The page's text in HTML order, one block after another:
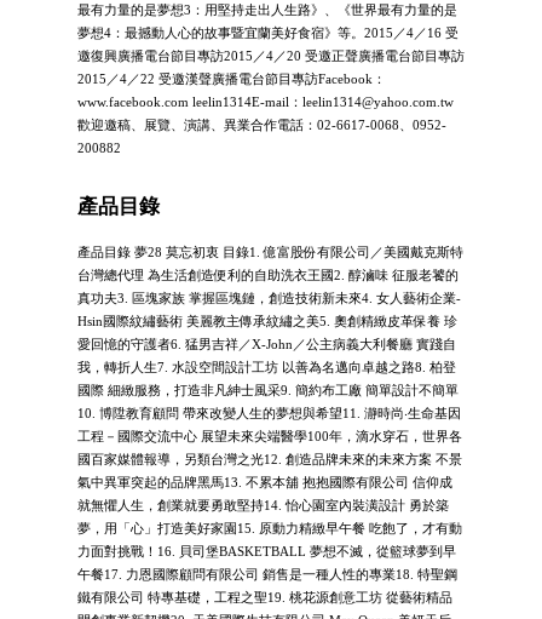
最有力量的是夢想3：用堅持走出人生路》、《世界最有力量的是
夢想4：最撼動人心的故事暨宜蘭美好食宿》等。2015／4／16 受
邀復興廣播電台節目專訪2015／4／20 受邀正聲廣播電台節目專訪
2015／4／22 受邀漢聲廣播電台節目專訪Facebook：
www.facebook.com leelin1314E-mail： leelin1314@yahoo.com.tw
歡迎邀稿、展覽、演講、異業合作電話：02-6617-0068、0952-
200882
產品目錄
產品目錄 夢28 莫忘初衷 目錄1. 億富股份有限公司／美國戴克斯特
台灣總代理 為生活創造便利的自助洗衣王國2. 醇滷味 征服老饕的
真功夫3. 區塊家族 掌握區塊鏈，創造技術新未來4. 女人藝術企業-
Hsin國際紋繡藝術 美麗教主傳承紋繡之美5. 奧創精緻皮革保養 珍
愛回憶的守護者6. 猛男吉祥／X-John／公主病義大利餐廳 實踐自
我，轉折人生7. 水設空間設計工坊 以善為名邁向卓越之路8. 柏登
國際 細緻服務，打造非凡紳士風采9. 簡約布工廠 簡單設計不簡單
10. 博陞教育顧問 帶來改變人生的夢想與希望11. 瀞時尚‧生命基因
工程－國際交流中心 展望未來尖端醫學100年，滴水穿石，世界各
國百家媒體報導，另類台灣之光12. 創造品牌未來的未來方案 不景
氣中異軍突起的品牌黑馬13. 不累本舖 抱抱國際有限公司 信仰成
就無懼人生，創業就要勇敢堅持14. 怡心園室內裝潢設計 勇於築
夢，用「心」打造美好家園15. 原動力精緻早午餐 吃飽了，才有動
力面對挑戰！16. 貝司堡BASKETBALL 夢想不滅，從籃球夢到早
午餐17. 力恩國際顧問有限公司 銷售是一種人性的專業18. 特聖鋼
鐵有限公司 特專基礎，工程之聖19. 桃花源創意工坊 從藝術精品